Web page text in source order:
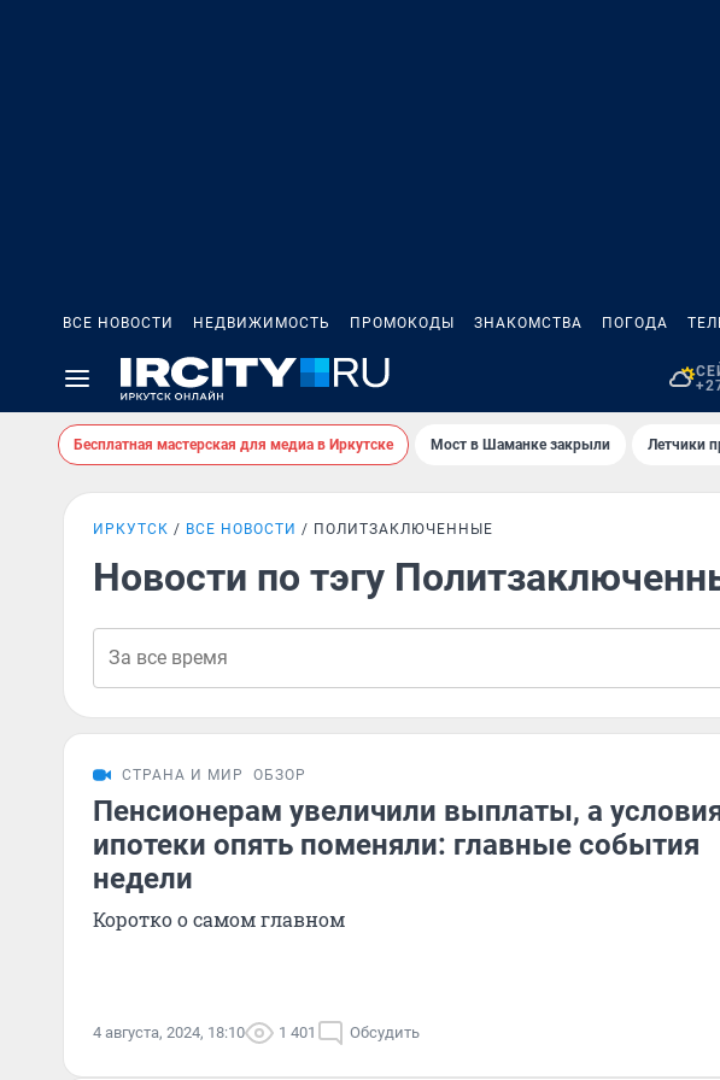
ВСЕ НОВОСТИ НЕДВИЖИМОСТЬ ПРОМОКОДЫ ЗНАКОМСТВА ПОГОДА
Бесплатная мастерская для медиа в Иркутске Мост в Шаманке закрыли Летчики
ИРКУТСК ВСЕ НОВОСТИ ПОЛИТЗАКЛЮЧЕННЫЕ
Новости по тэгу
СТРАНА И МИР ОБЗОР
Пенсионерам увеличили выплаты, а
ипотеки опять поменяли: главные события
недели
Коротко о самом главном
4 августа, 2024, 18:10 1 401 Обсудить